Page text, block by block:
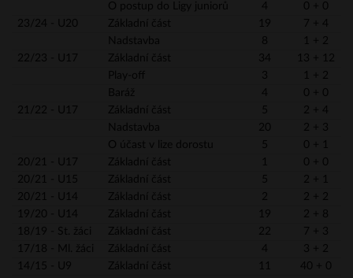
O postup do Ligy juniorů
0 + 0
23/24 - U20
Základní část 19
Nadstavba
1 + 2
22/23 - U17
Základní část 34
13 + 12
Play-off
3
1 + 2
Baráž
0 + 0
21/22 - U17
Základní část 5
2 + 4
Nadstavba
20
2 + 3
O účast v lize dorostu
5
0 + 1
20/21 - U17
Základní část
0 + 0
20/21 - U15
Základní část 5
2 + 1
20/21 - U14
Základní část 2
2 + 2
19/20 - U14
Základní část 19
2 + 8
18/19 - St. žáci
Základní část 22
7 + 3
17/18 - Ml. žáci
Základní část
3 + 2
14/15 - U9
Základní část 40 + 0